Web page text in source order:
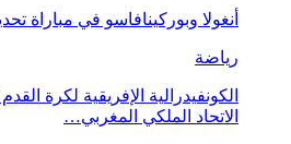
أنغولا وبوركينافاسو في مباراة
رياضة
الكونفيدرالية الإفريقية لكرة
الاتحاد الملكي المغربي…